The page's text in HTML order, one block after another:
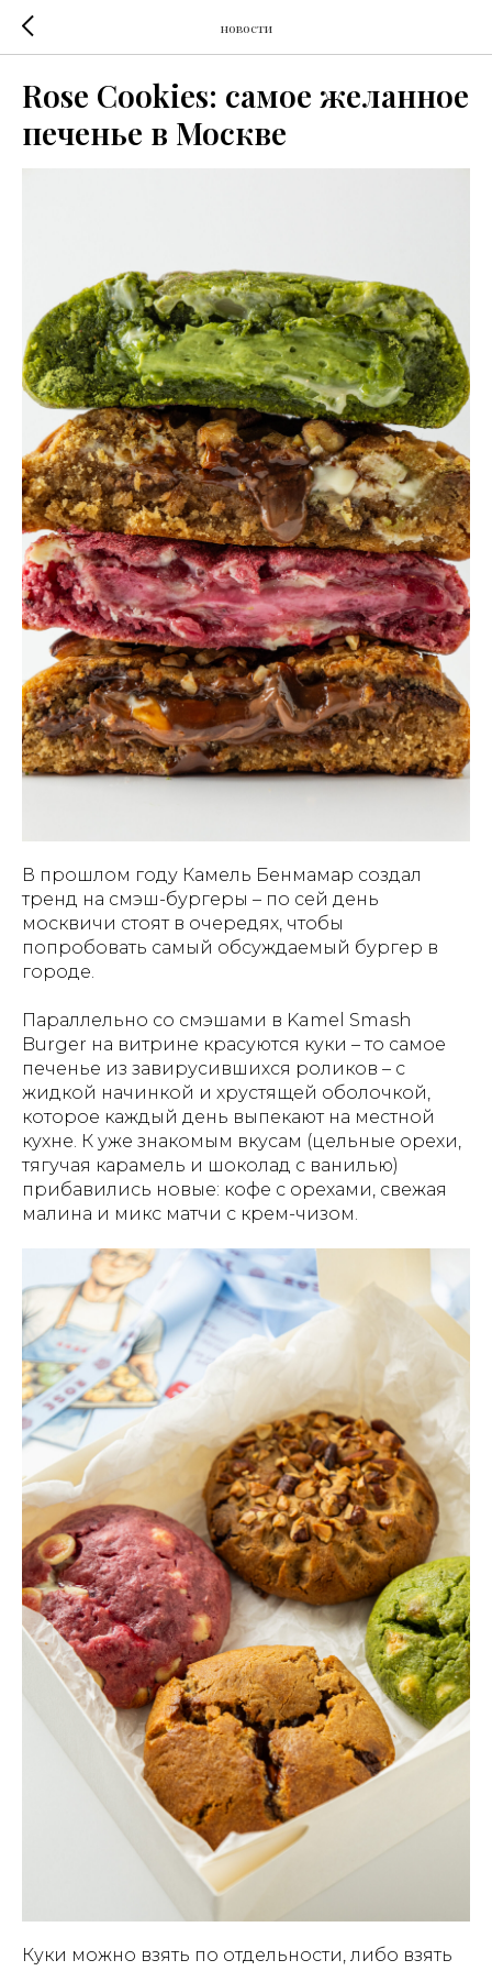
новости
Rose Cookies: самое желанное
печенье в Москве
В прошлом году Камель Бенмамар создал
тренд на смэш-бургеры – по сей день
москвичи стоят в очередях, чтобы
попробовать самый обсуждаемый бургер в
городе.
Параллельно со смэшами в Kamel Smash
Burger на витрине красуются куки – то самое
печенье из завирусившихся роликов – с
жидкой начинкой и хрустящей оболочкой,
которое каждый день выпекают на местной
кухне. К уже знакомым вкусам (цельные орехи,
тягучая карамель и шоколад с ванилью)
прибавились новые: кофе с орехами, свежая
малина и микс матчи с крем-чизом.
Куки можно взять по отдельности, либо взять